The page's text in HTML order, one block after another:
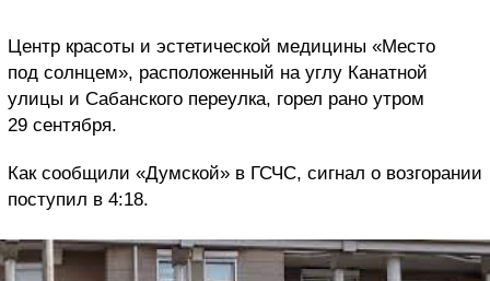
Центр красоты и эстетической медицины «Место
под солнцем», расположенный на углу Канатной
улицы и Сабанского переулка, горел рано утром
29 сентября.
Как сообщили «Думской» в ГСЧС, сигнал о возгорании
поступил в 4:18.